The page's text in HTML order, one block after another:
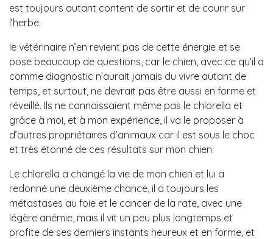
est toujours autant content de sortir et de courir sur
l’herbe.
le vétérinaire n’en revient pas de cette énergie et se
pose beaucoup de questions, car le chien, avec ce qu’il a
comme diagnostic n’aurait jamais du vivre autant de
temps, et surtout, ne devrait pas être aussi en forme et
réveillé. Ils ne connaissaient même pas le chlorella et
grâce à moi, et à mon expérience, il va le proposer à
d’autres propriétaires d’animaux car il est sous le choc
et très étonné de ces résultats sur mon chien.
Le chlorella a changé la vie de mon chien et lui a
redonné une deuxième chance, il a toujours les
métastases au foie et le cancer de la rate, avec une
légère anémie, mais il vit un peu plus longtemps et
profite de ses derniers instants heureux et en forme, et